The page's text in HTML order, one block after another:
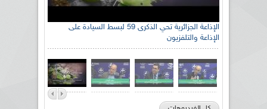
الإذاعة الجزائرية تحي الذكرى 59 لبسط السيادة على
الإذاعة والتلفزيون